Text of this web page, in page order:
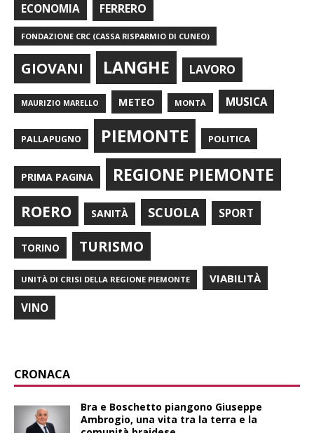
ECONOMIA FERRERO
FONDAZIONE CRC (CASSA RISPARMIO DI CUNEO)
GIOVANI LANGHE LAVORO
MAURIZIO MARELLO METEO MONTÀ MUSICA
PALLAPUGNO PIEMONTE POLITICA
PRIMA PAGINA REGIONE PIEMONTE
ROERO SANITÀ SCUOLA SPORT
TORINO TURISMO
UNITÀ DI CRISI DELLA REGIONE PIEMONTE VIABILITÀ
VINO
CRONACA
Bra e Boschetto piangono Giuseppe
Ambrogio, una vita tra la terra e la